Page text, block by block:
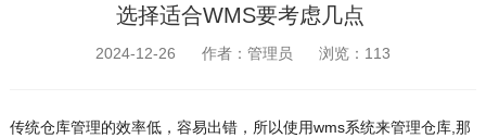
选择适合WMS要考虑几点
2024-12-26 作者：管理员 浏览： 113
传统仓库管理的效率低，容易出错，所以使用wms系统来管理仓库,那